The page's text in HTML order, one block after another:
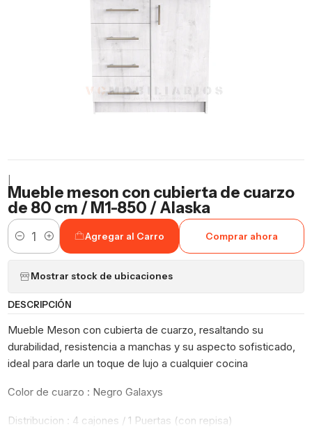
Mueble meson con cubierta de cuarzo
de 80 cm / M1-850 / Alaska
Cantidad
Agregar al Carro Comprar ahora
Mostrar stock de ubicaciones
DESCRIPCIÓN
Mueble Meson con cubierta de cuarzo, resaltando su
durabilidad, resistencia a manchas y su aspecto sofisticado,
ideal para darle un toque de lujo a cualquier cocina
Color de cuarzo : Negro Galaxys
Distribucion : 4 cajones / 1 Puertas (con repisa)